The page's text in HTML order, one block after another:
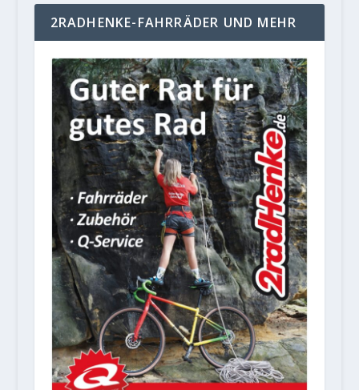
2RADHENKE-FAHRRÄDER UND MEHR